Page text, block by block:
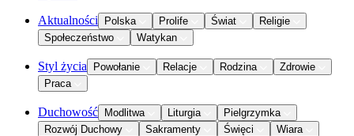
Aktualności Polska Prolife Świat
Religie
Społeczeństwo
Watykan
Styl życia Powołanie Relacje Rodzina
Zdrowie
Praca
Duchowość Modlitwa Liturgia
Pielgrzymka
Rozwój Duchowy
Sakramenty Święci Wiara